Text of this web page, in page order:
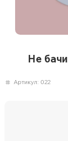
Не
Артикул: 022